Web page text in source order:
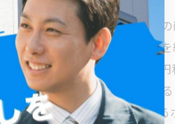
より、メンテナンスコスト
にわたって屋根の保護性能
たり約8,000円から12,000
ナンス頻度の低さを踏まえ
ながり、全体の費用を抑え